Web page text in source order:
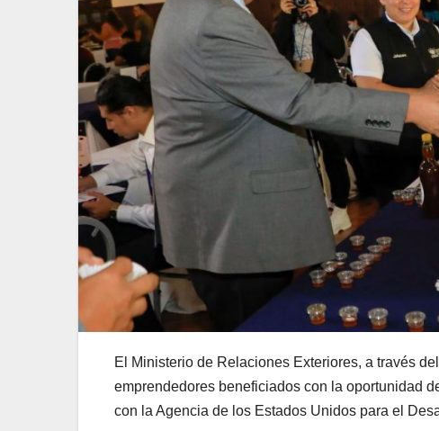
El Ministerio de Relaciones Exteriores, a través
emprendedores beneficiados con la oportunidad
con la Agencia de los Estados Unidos para el